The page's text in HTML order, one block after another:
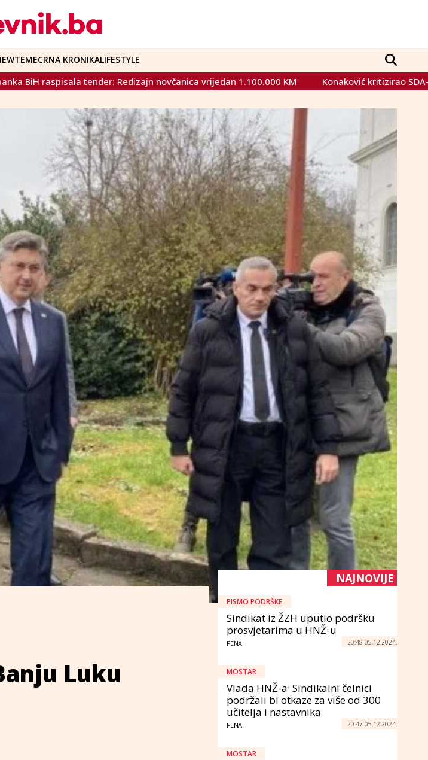
TEMECRNA KRONIKALIFESTYLE
Redizajn novčanica vrijedan 1.100.000 KM Konaković kritizirao SDA-ov prijedlog zakona o
Luku
NAJNOVIJE
PISMO PODRŠKE
Sindikat iz ŽZH uputio podršku
prosvjetarima u HNŽ-u
FENA 20:48 05.12.2024.
MOSTAR
Vlada HNŽ-a: Sindikalni čelnici
podržali bi otkaze za više od 300
učitelja i nastavnika
FENA 20:47 05.12.2024.
MOSTAR